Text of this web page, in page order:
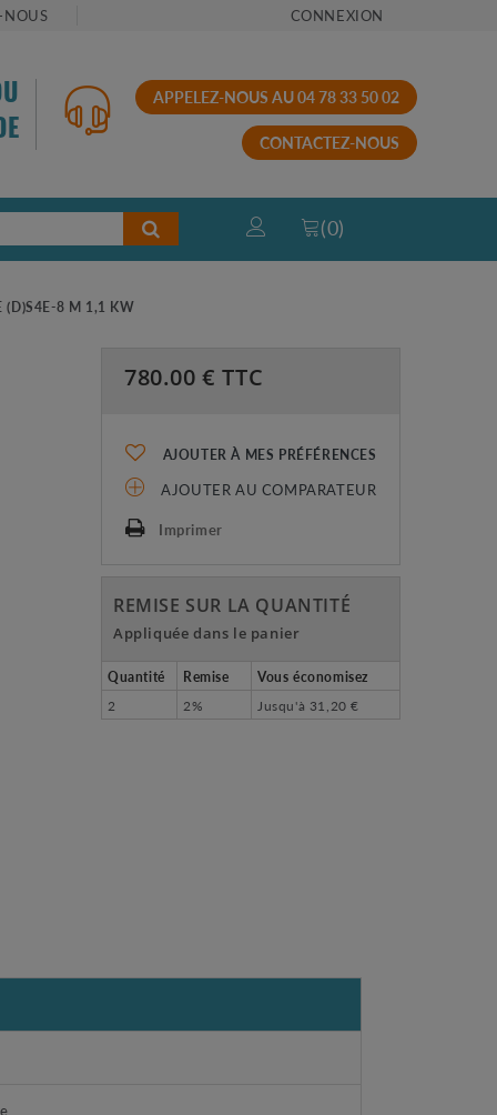
CONNEXION
APPELEZ-NOUS AU 04 78 33 50 02
CONTACTEZ-NOUS
(0)
(D)S4E-8 M 1,1 KW
780.00 € TTC
AJOUTER À MES PRÉFÉRENCES
AJOUTER AU COMPARATEUR
Imprimer
REMISE SUR LA QUANTITÉ
Appliquée dans le panier
Quantité Remise
Vous économisez
2
2% Jusqu'à 31,20 €